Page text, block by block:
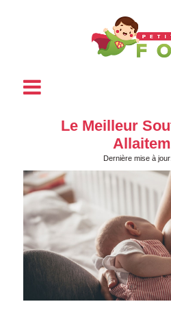
Le Meilleur
Dernière mise à